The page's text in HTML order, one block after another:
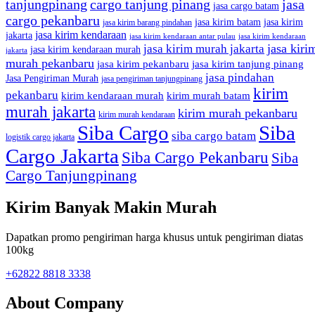
tanjungpinang cargo tanjung pinang jasa cargo batam jasa
cargo pekanbaru jasa kirim barang pindahan jasa kirim batam jasa kirim
jakarta jasa kirim kendaraan jasa kirim kendaraan antar pulau jasa kirim kendaraan
jakarta jasa kirim kendaraan murah jasa kirim murah jakarta jasa
murah pekanbaru jasa kirim pekanbaru jasa kirim tanjung pinang
Jasa Pengiriman Murah jasa pengiriman tanjungpinang jasa pindahan
pekanbaru kirim kendaraan murah kirim murah batam kirim
murah jakarta kirim murah kendaraan kirim murah pekanbaru
logistik cargo jakarta Siba Cargo siba cargo batam Siba
Cargo Jakarta Siba Cargo Pekanbaru Siba
Cargo Tanjungpinang
Kirim Banyak Makin Murah
Dapatkan promo pengiriman harga khusus untuk pengiriman diatas
100kg
+62822 8818 3338
About Company